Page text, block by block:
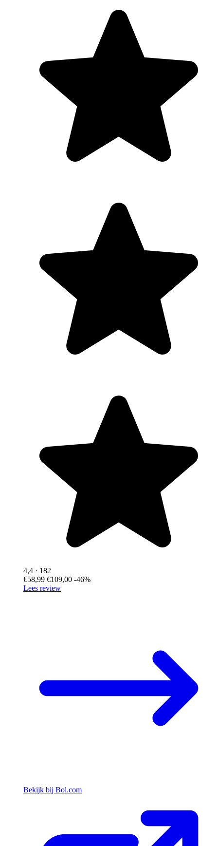
4,4 · 182
€58,99 €109,00 -46%
Lees review
Bekijk bij Bol.com